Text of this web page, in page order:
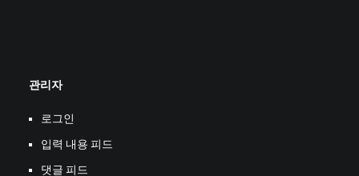
관리자
로그인
입력 내용 피드
댓글 피드